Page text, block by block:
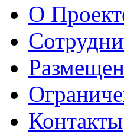
О
Контакты